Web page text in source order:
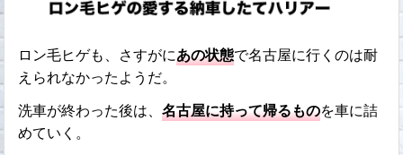
ロン毛ヒゲも、さすがにあの状態で名古屋に行くのは耐
えられなかったようだ。
洗車が終わった後は、名古屋に持って帰るものを車に詰
めていく。